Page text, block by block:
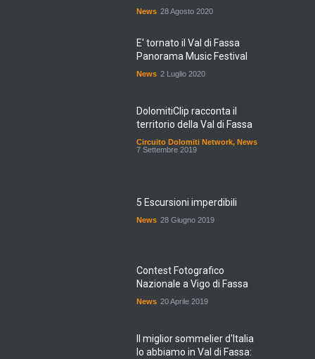
News 28 Agosto 2020
E' tornato il Val di Fassa
Panorama Music Festival
News 2 Luglio 2020
DolomitiClip racconta il
territorio della Val di Fassa
Circuito Dolomiti Network, News
7 Settembre 2019
5 Escursioni imperdibili
News 28 Giugno 2019
Contest Fotografico
Nazionale a Vigo di Fassa
News 20 Aprile 2019
Il miglior sommelier d'Italia
lo abbiamo in Val di Fassa: